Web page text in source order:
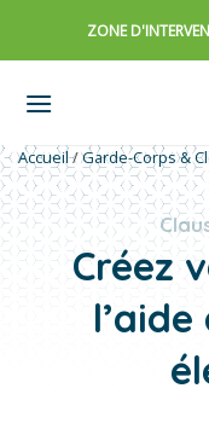
ZONE
Accueil/Garde-Corps &
Créez